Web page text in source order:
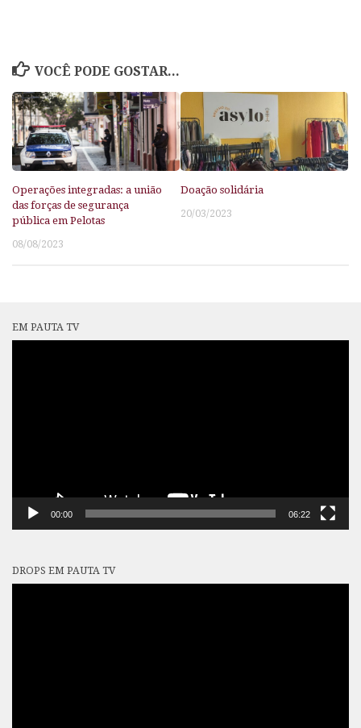
VOCÊ PODE GOSTAR...
Operações integradas: a união
das forças de segurança
pública em Pelotas
08/08/2023
Doação solidária
20/03/2023
EM PAUTA TV
00:00 06:22
DROPS EM PAUTA TV